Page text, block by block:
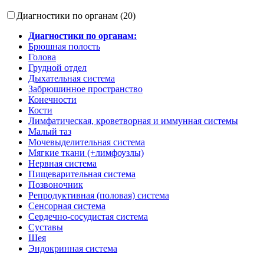
Диагностики по органам (20)
Диагностики по органам:
Брюшная полость
Голова
Грудной отдел
Дыхательная система
Забрюшинное пространство
Конечности
Кости
Лимфатическая, кроветворная и иммунная системы
Малый таз
Мочевыделительная система
Мягкие ткани (+лимфоузлы)
Нервная система
Пищеварительная система
Позвоночник
Репродуктивная (половая) система
Сенсорная система
Сердечно-сосудистая система
Суставы
Шея
Эндокринная система